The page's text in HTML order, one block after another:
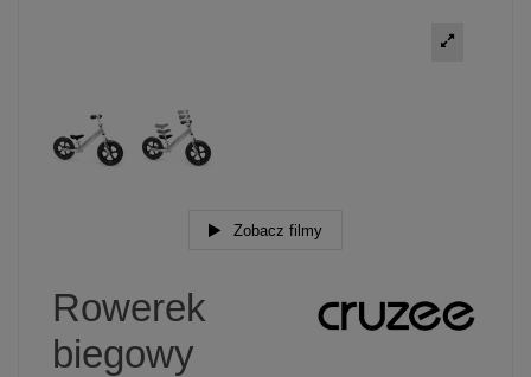
Zobacz filmy
Rowerek
biegowy